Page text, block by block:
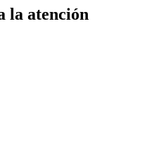
la atención